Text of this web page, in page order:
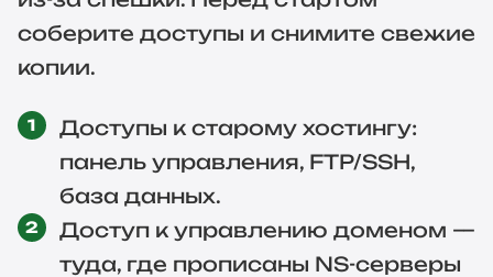
соберите доступы и снимите свежие
копии.
Доступы к старому хостингу:
панель управления, FTP/SSH,
база данных.
Доступ к управлению доменом —
туда, где прописаны NS-серверы